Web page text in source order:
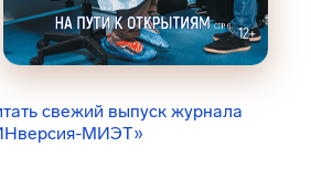
свежий выпуск журнала
МИЭТ»